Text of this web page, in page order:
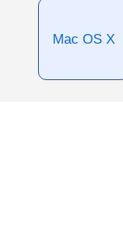
Mac OS X